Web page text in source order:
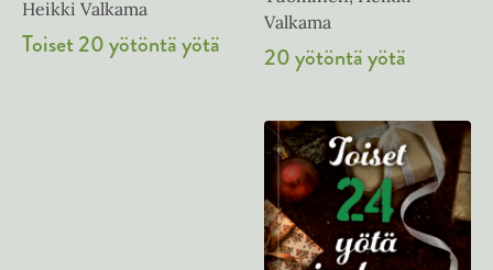
Heikki Valkama
Toiset 20 yötöntä yötä
Valkama
20 yötöntä yötä